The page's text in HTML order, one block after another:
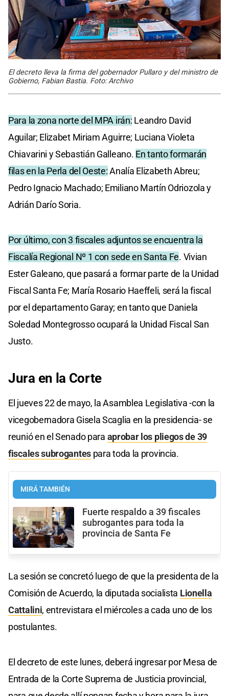
El decreto lleva la firma del gobernador Pullaro y del ministro de
Gobierno, Fabian Bastia. Foto: Archivo
Para la zona norte del MPA irán: Leandro David
Aguilar; Elizabet Miriam Aguirre; Luciana Violeta
Chiavarini y Sebastián Galleano. En tanto formarán
filas en la Perla del Oeste:Analía Elizabeth Abreu;
Pedro Ignacio Machado; Emiliano Martín Odriozola y
Adrián Darío Soria.
Por último, con 3 fiscales adjuntos se encuentra la
Fiscalía Regional Nº 1 con sede en Santa Fe. Vivian
Ester Galeano, que pasará a formar parte de la Unidad
Fiscal Santa Fe; María Rosario Haeffeli, será la fiscal
por el departamento Garay; en tanto que Daniela
Soledad Montegrosso ocupará la Unidad Fiscal San
Justo.
Jura en la Corte
El jueves 22 de mayo, la Asamblea Legislativa -con la
vicegobernadora Gisela Scaglia en la presidencia- se
reunió en el Senado para aprobar los pliegos de 39
fiscales subrogantes para toda la provincia.
MIRÁ TAMBIÉN
Fuerte respaldo a 39 fiscales
subrogantes para toda la
provincia de Santa Fe
La sesión se concretó luego de que la presidenta de la
Comisión de Acuerdo, la diputada socialista Lionella
Cattalini, entrevistara el miércoles a cada uno de los
postulantes.
El decreto de este lunes, deberá ingresar por Mesa de
Entrada de la Corte Suprema de Justicia provincial,